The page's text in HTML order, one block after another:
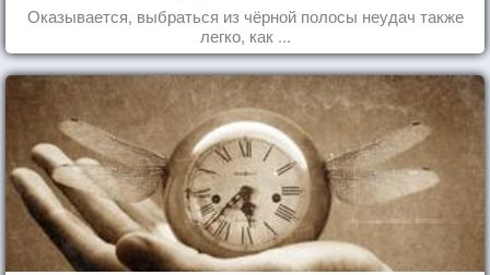
Оказывается, выбраться из чёрной полосы неудач также
легко, как ...